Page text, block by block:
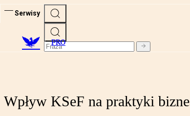
Serwisy
PRO
Wpływ KSeF na praktyki